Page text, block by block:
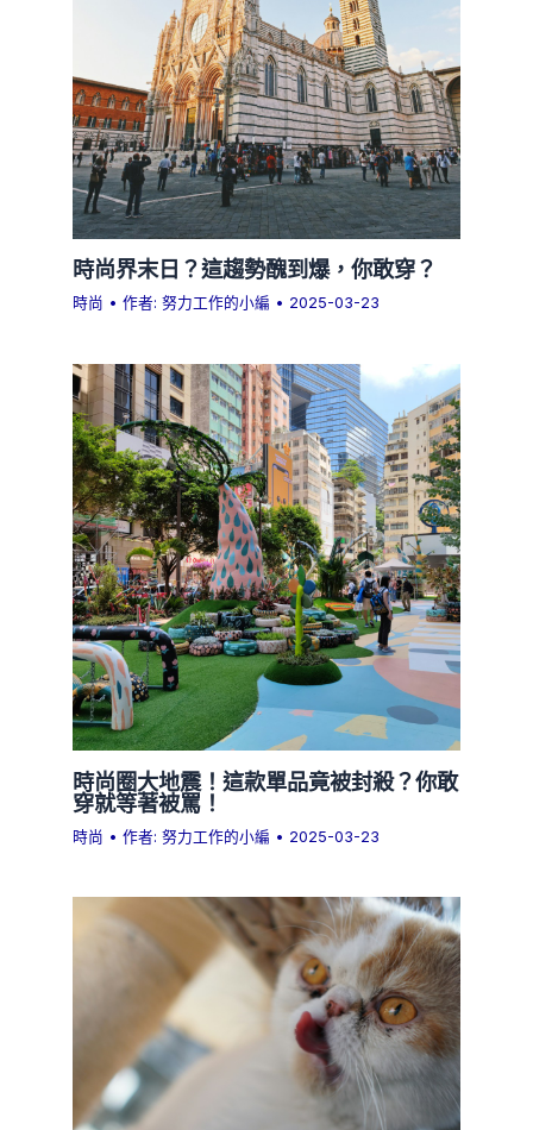
時尚界末日？這趨勢醜到爆，你敢穿？
時尚 • 作者:努力工作的小編 • 2025-03-23
時尚圈大地震！這款單品竟被封殺？你敢
穿就等著被罵！
時尚 • 作者:努力工作的小編 • 2025-03-23